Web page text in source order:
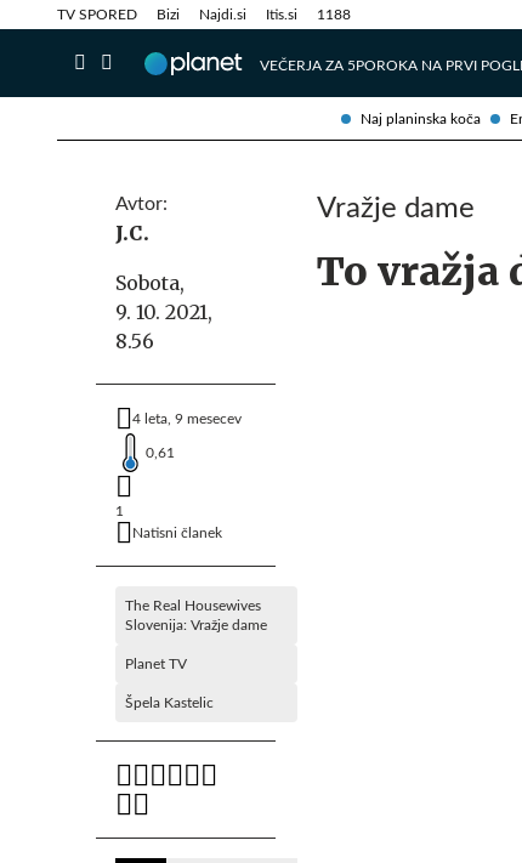
Naj planinska koča
TV SPORED Bizi Najdi.si Itis.si 1188
VEČERJA ZA 5POROKA NA PRVI
Info in obvestila Tehnik
Avtor:
J.C.
Sobota,
9. 10. 2021,
8.56
4 leta, 9 mesecev
0,61
1
Natisni članek
The Real Housewives
Slovenija: Vražje dame
Planet TV
Špela Kastelic
Vražje dame
To vražja